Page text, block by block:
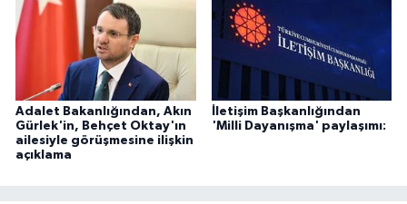
Adalet Bakanlığından, Akın
Gürlek'in, Behçet Oktay'ın
ailesiyle görüşmesine ilişkin
açıklama
İletişim Başkanlığından
'Milli Dayanışma' paylaşımı: